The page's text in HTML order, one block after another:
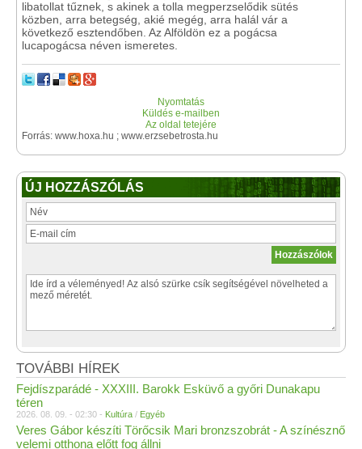
libatollat tűznek, s akinek a tolla megperzselődik sütés
közben, arra betegség, akié megég, arra halál vár a
következő esztendőben. Az Alföldön ez a pogácsa
lucapogácsa néven ismeretes.
Nyomtatás
Küldés e-mailben
Az oldal tetejére
Forrás: www.hoxa.hu ; www.erzsebetrosta.hu
ÚJ HOZZÁSZÓLÁS
TOVÁBBI HÍREK
Fejdíszparádé - XXXIII. Barokk Esküvő a győri Dunakapu
téren
2026. 08. 09. - 02:30 - Kultúra / Egyéb
Veres Gábor készíti Törőcsik Mari bronzszobrát - A színésznő
velemi otthona előtt fog állni